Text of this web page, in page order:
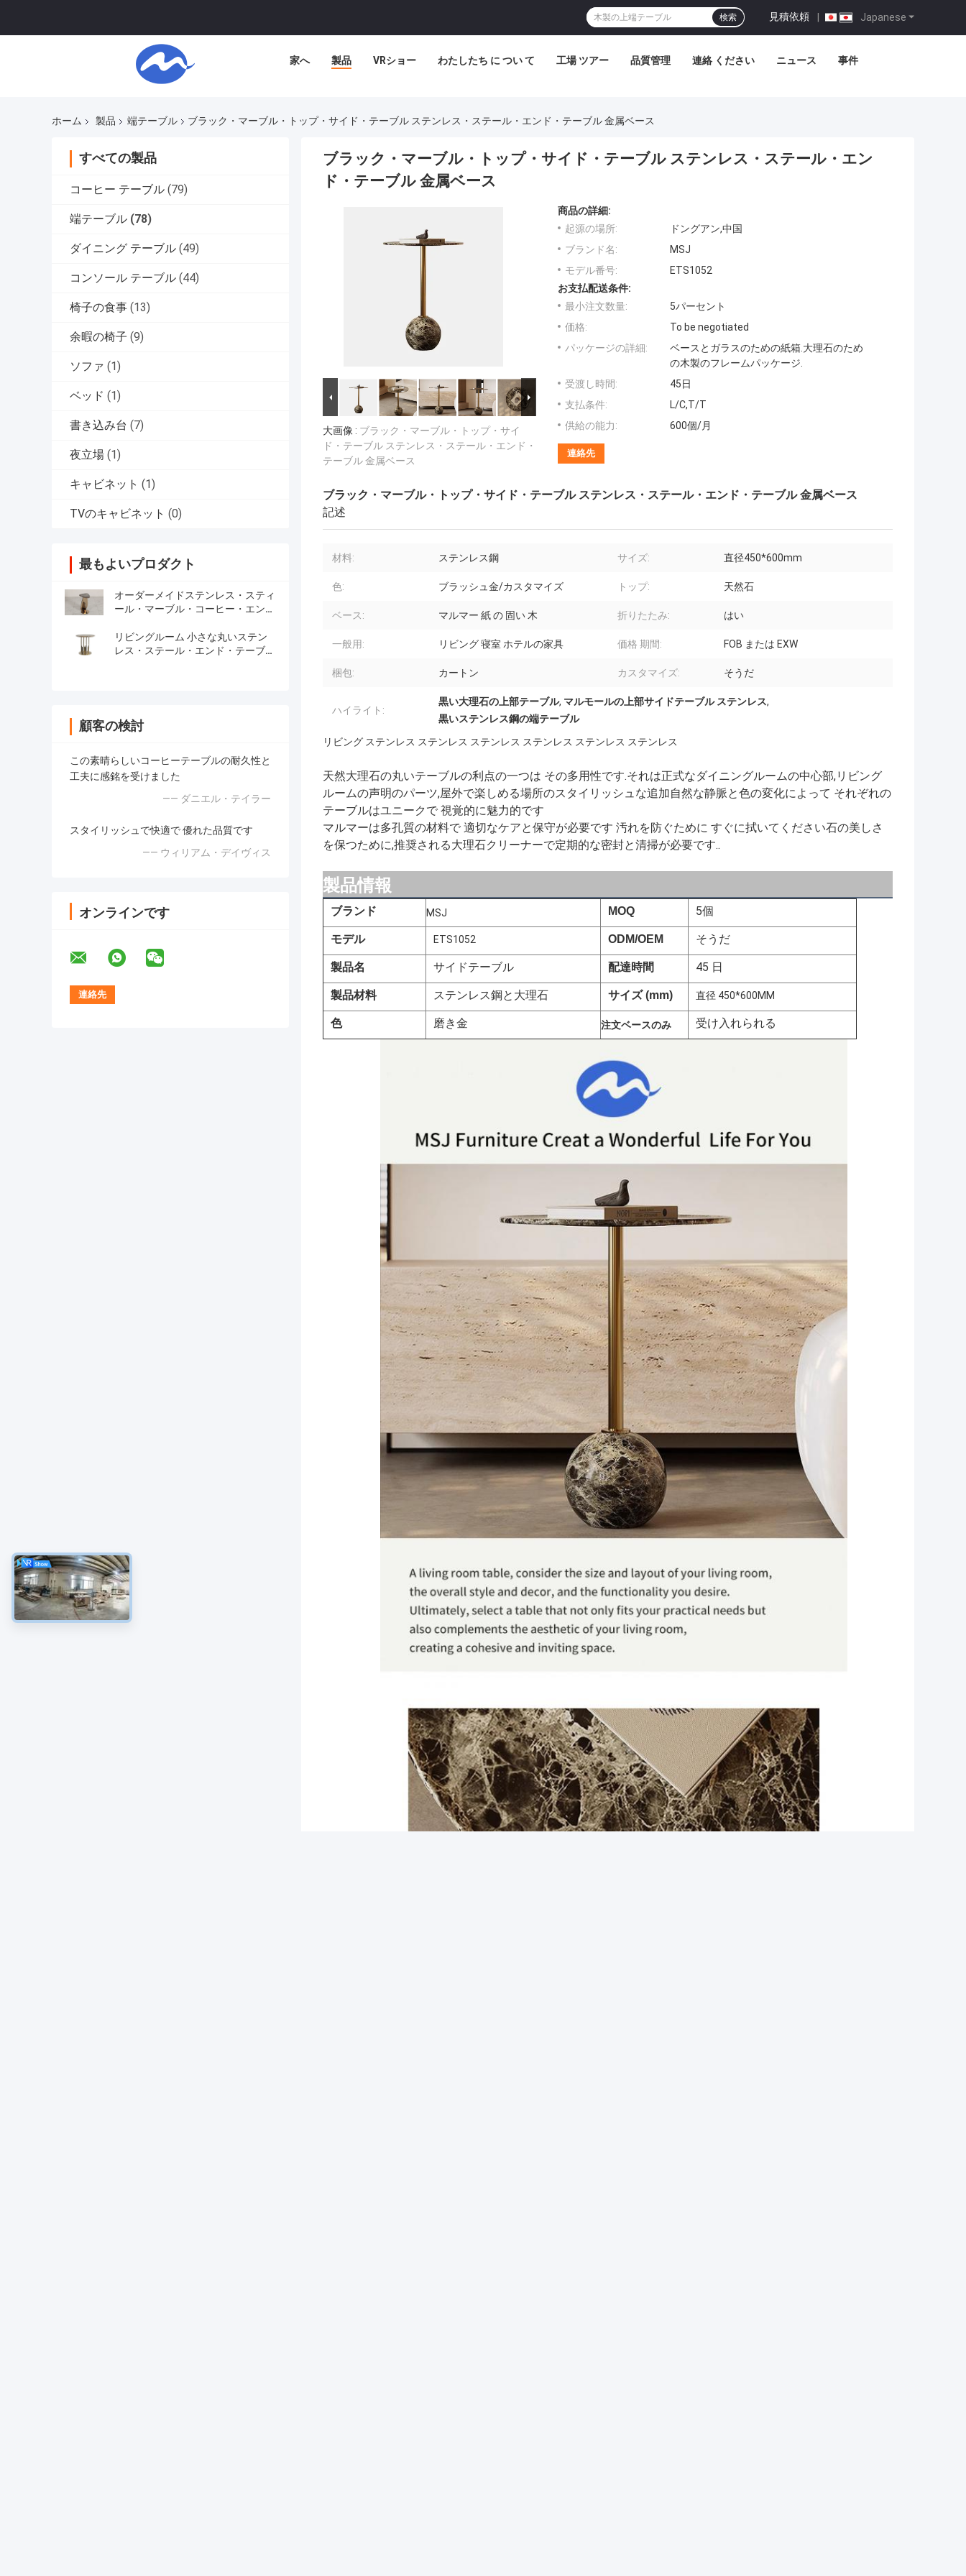
Japanese
見積依頼 |
検索
家へ 製品 VRショー わたしたち に つい て 工場 ツアー 品質管理 連絡 ください ニュース 事件
ホーム 製品 端テーブル ブラック・マーブル・トップ・サイド・テーブル ステンレス・ステール・エンド・テーブル 金属ベース
すべての製品
コーヒー テーブル (79)
端テーブル (78)
ダイニング テーブル (49)
コンソール テーブル (44)
椅子の食事 (13)
余暇の椅子 (9)
ソファ (1)
ベッド (1)
書き込み台 (7)
夜立場 (1)
キャビネット (1)
TVのキャビネット (0)
最もよいプロダクト
オーダーメイドステンレス・スティ
ール・マーブル・コーヒー・エン
れ 現代的なミニマリズムスタイル
リビングルーム 小さな丸いステン
レス・ステール・エンド・テーブル
顧客の検討
この素晴らしいコーヒーテーブルの耐久性と
工夫に感銘を受けました
—— ダニエル・テイラー
スタイリッシュで快適で 優れた品質です
—— ウィリアム・デイヴィス
オンラインです
ブラック・マーブル・トップ・サイド・テーブル ステンレス・ステール・エン
ド・テーブル 金属ベース
大画像 : ブラック・マーブル・トップ・サイ
ド・テーブル ステンレス・ステール・エンド・
テーブル 金属ベース
商品の詳細:
起源の場所:
ドングアン,中国
ブランド名:
MSJ
モデル番号:
ETS1052
お支払配送条件:
最小注文数量:
5パーセント
価格:
To be negotiated
パッケージの詳細:
ベースとガラスのための紙箱.大理石のため
の木製のフレームパッケージ.
受渡し時間:
45日
支払条件:
L/C,T/T
供給の能力:
600個/月
連絡先
ブラック・マーブル・トップ・サイド・テーブル ステンレス・ステール・エンド・テーブル 金属ベース
記述
材料: ステンレス鋼 サイズ: 直径450*600mm
色: ブラッシュ金/カスタマイズ トップ: 天然石
ベース: マルマー 紙 の 固い 木 折りたたみ: はい
一般用: リビング 寝室 ホテルの家具 価格 期間: FOB または EXW
梱包: カートン カスタマイズ: そうだ
ハイライト:
黒い大理石の上部テーブル, マルモールの上部サイドテーブル ステンレス,
黒いステンレス鋼の端テーブル
リビング ステンレス ステンレス ステンレス ステンレス ステンレス ステンレス
天然大理石の丸いテーブルの利点の一つは その多用性です.それは正式なダイニングルームの中心部,リビング
ルームの声明のパーツ,屋外で楽しめる場所のスタイリッシュな追加自然な静脈と色の変化によって それぞれの
テーブルはユニークで 視覚的に魅力的です
マルマーは多孔質の材料で 適切なケアと保守が必要です 汚れを防ぐために すぐに拭いてください石の美しさ
を保つために,推奨される大理石クリーナーで定期的な密封と清掃が必要です..
製品情報
ブランド MSJ MOQ 5個
モデル ETS1052 ODM/OEM そうだ
製品名 サイドテーブル 配達時間 45 日
製品材料 ステンレス鋼と大理石 サイズ (mm) 直径 450*600MM
色 磨き金 注文ベースのみ 受け入れられる